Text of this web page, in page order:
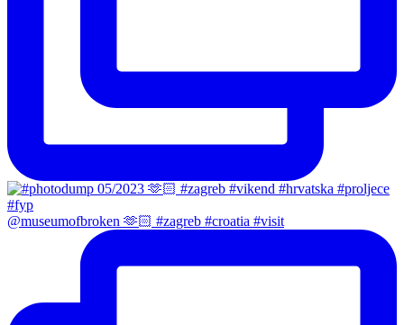
@museumofbroken 🫶🏻 #zagreb #croatia #visit